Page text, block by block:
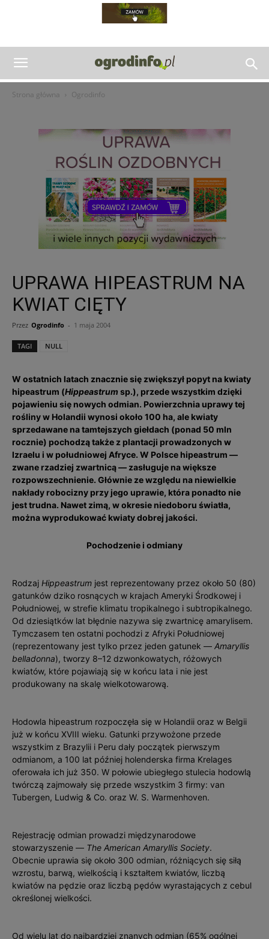
Strona główna Ogrodinfo
UPRAWA HIPEASTRUM NA
KWIAT CIĘTY
Przez Ogrodinfo - 1 maja 2004
TAGI NULL
W ostatnich latach znacznie się zwiększył popyt na kwiaty
hipeastrum (Hippeastrum sp.), przede wszystkim dzięki
pojawieniu się nowych odmian. Powierzchnia uprawy tej
rośliny w Holandii wynosi około 100 ha, ale kwiaty
sprzedawane na tamtejszych giełdach (ponad 50 mln
rocznie) pochodzą także z plantacji prowadzonych w
Izraelu i w południowej Afryce. W Polsce hipeastrum —
zwane rzadziej zwartnicą — zasługuje na większe
rozpowszechnienie. Głównie ze względu na niewielkie
nakłady robocizny przy jego uprawie, która ponadto nie
jest trudna. Nawet zimą, w okresie niedoboru światła,
można wyprodukować kwiaty dobrej jakości.
Pochodzenie i odmiany
Rodzaj Hippeastrum jest reprezentowany przez około 50 (80)
gatunków dziko rosnących w krajach Ameryki Środkowej i
Południowej, w strefie klimatu tropikalnego i subtropikalnego.
Od dziesiątków lat błędnie nazywa się zwartnicę amarylisem.
Tymczasem ten ostatni pochodzi z Afryki Południowej
(reprezentowany jest tylko przez jeden gatunek — Amaryllis
belladonna), tworzy 8–12 dzwonkowatych, różowych
kwiatów, które pojawiają się w końcu lata i nie jest
produkowany na skalę wielkotowarową.
Hodowla hipeastrum rozpoczęła się w Holandii oraz w Belgii
już w końcu XVIII wieku. Gatunki przywożone przede
wszystkim z Brazylii i Peru dały początek pierwszym
odmianom, a 100 lat później holenderska firma Krelages
oferowała ich już 350. W połowie ubiegłego stulecia hodowlą
twórczą zajmowały się przede wszystkim 3 firmy: van
Tubergen, Ludwig & Co. oraz W. S. War­menhoven.
Rejestrację odmian prowadzi międzynarodowe
stowarzyszenie — The American Amaryllis Society.
Obecnie uprawia się około 300 odmian, różniących się siłą
wzros­tu, barwą, wielkością i kształtem kwiatów, liczbą
kwiatów na pędzie oraz liczbą pędów wyrastających z cebul
określonej wielkości.
Od wielu lat do najbardziej znanych odmian (65% ogólnej